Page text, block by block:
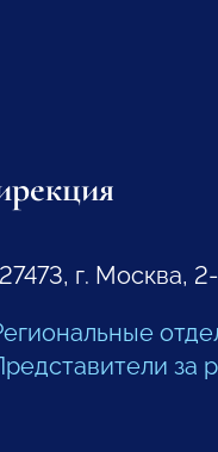
г. Москва,
за